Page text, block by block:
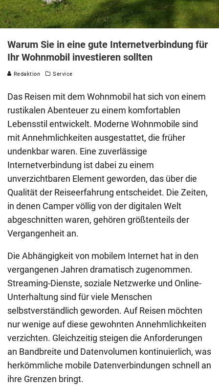
Warum Sie in eine gute Internetverbindung für
Ihr Wohnmobil investieren sollten
Redaktion Service
Das Reisen mit dem Wohnmobil hat sich von einem
rustikalen Abenteuer zu einem komfortablen
Lebensstil entwickelt. Moderne Wohnmobile sind
mit Annehmlichkeiten ausgestattet, die früher
undenkbar waren. Eine zuverlässige
Internetverbindung ist dabei zu einem
unverzichtbaren Element geworden, das über die
Qualität der Reiseerfahrung entscheidet. Die Zeiten,
in denen Camper völlig von der digitalen Welt
abgeschnitten waren, gehören größtenteils der
Vergangenheit an.
Die Abhängigkeit von mobilem Internet hat in den
vergangenen Jahren dramatisch zugenommen.
Streaming-Dienste, soziale Netzwerke und Online-
Unterhaltung sind für viele Menschen
selbstverständlich geworden. Auf Reisen möchten
nur wenige auf diese gewohnten Annehmlichkeiten
verzichten. Gleichzeitig steigen die Anforderungen
an Bandbreite und Datenvolumen kontinuierlich, was
herkömmliche mobile Datenverbindungen schnell an
ihre Grenzen bringt.